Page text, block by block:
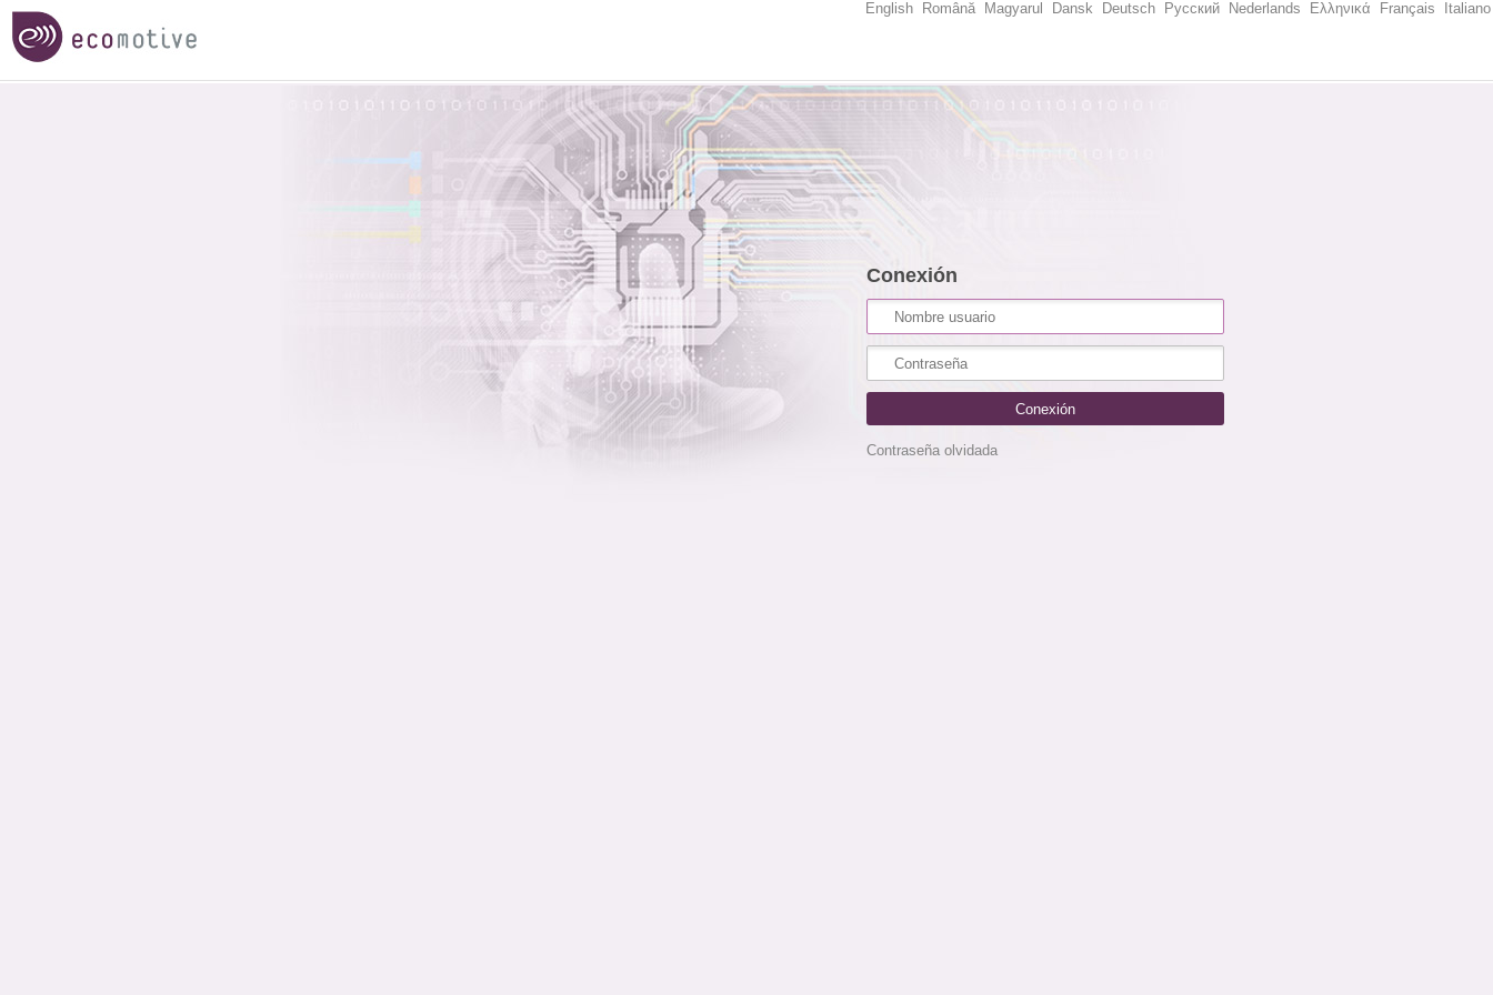
English Română Magyarul Dansk Deutsch Русский Nederlands Ελληνικά Français Italiano
Conexión
Contraseña olvidada